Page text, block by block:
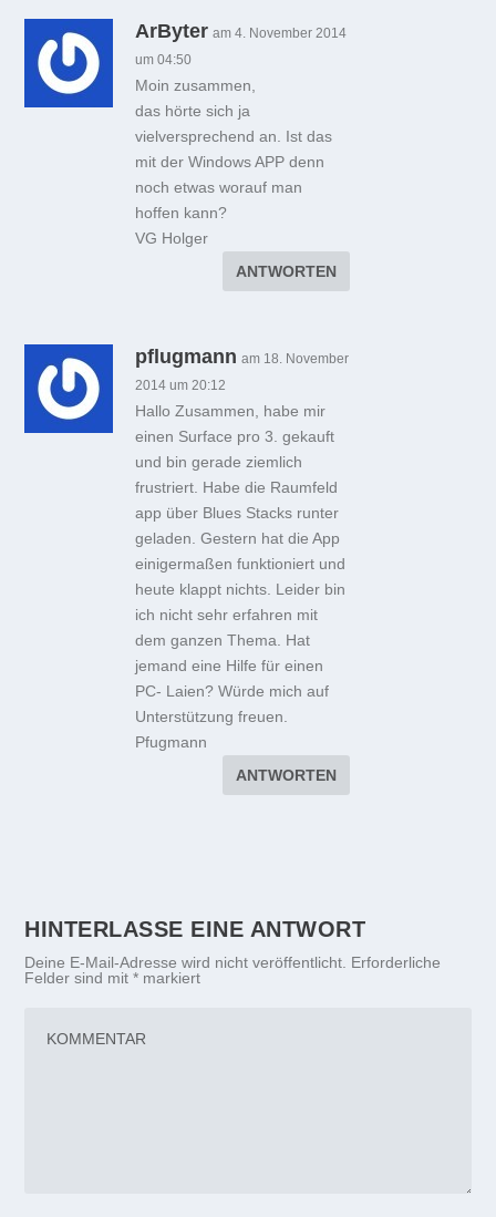
ArByter am 4. November 2014
um 04:50
Moin zusammen,
das hörte sich ja
vielversprechend an. Ist das
mit der Windows APP denn
noch etwas worauf man
hoffen kann?
VG Holger
ANTWORTEN
pflugmann am 18. November
2014 um 20:12
Hallo Zusammen, habe mir
einen Surface pro 3. gekauft
und bin gerade ziemlich
frustriert. Habe die Raumfeld
app über Blues Stacks runter
geladen. Gestern hat die App
einigermaßen funktioniert und
heute klappt nichts. Leider bin
ich nicht sehr erfahren mit
dem ganzen Thema. Hat
jemand eine Hilfe für einen
PC- Laien? Würde mich auf
Unterstützung freuen.
Pfugmann
ANTWORTEN
HINTERLASSE EINE ANTWORT
Deine E-Mail-Adresse wird nicht veröffentlicht. Erforderliche
Felder sind mit* markiert